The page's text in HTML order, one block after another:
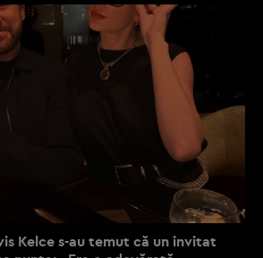
Kelce s-au temut că un invitat